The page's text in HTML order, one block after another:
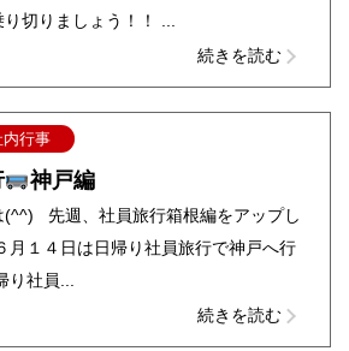
切りましょう！！ ...
続きを読む
内行事
神戸編
(^^) 先週、社員旅行箱根編をアップし
月１４日は日帰り社員旅行で神戸へ行
り社員...
続きを読む